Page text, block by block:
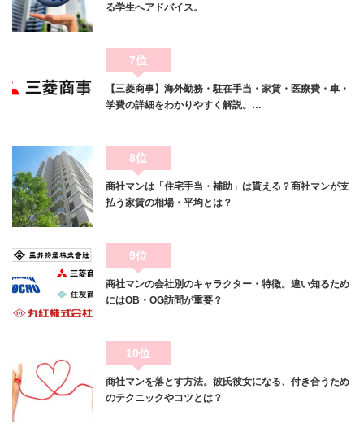
る学生へアドバイス。
7位
【三菱商事】海外勤務・駐在手当・家賃・医療費・車・
学費の詳細をわかりやすく解説。…
8位
商社マンは「住宅手当・補助」は貰える？商社マンが支
払う家賃の相場・平均とは？
9位
商社マンの会社別のキャラクター・特徴。違い知るため
にはOB・OG訪問が重要？
10位
商社マンを落とす方法。彼氏彼女になる、付き合うため
のテクニックやコツとは？